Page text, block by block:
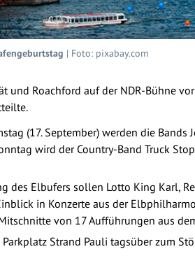
| Foto: pixabay.com
und Roachford auf der NDR-Bühne
(17. September) werden die Bands
wird der Country-Band Truck
Elbufers sollen Lotto King Karl,
in Konzerte aus der
von 17 Aufführungen aus
Strand Pauli tagsüber zum